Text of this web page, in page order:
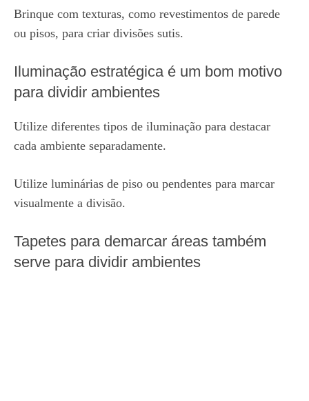
Brinque com texturas, como revestimentos de parede
ou pisos, para criar divisões sutis.
Iluminação estratégica é um bom motivo
para dividir ambientes
Utilize diferentes tipos de iluminação para destacar
cada ambiente separadamente.
Utilize luminárias de piso ou pendentes para marcar
visualmente a divisão.
Tapetes para demarcar áreas também
serve para dividir ambientes